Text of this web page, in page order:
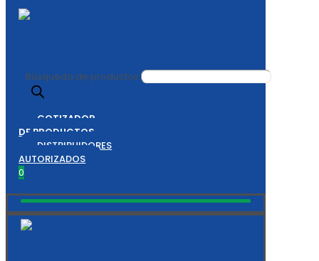
Búsqueda de productos
COTIZADOR
DE PRODUCTOS
DISTRIBUIDORES
AUTORIZADOS
0